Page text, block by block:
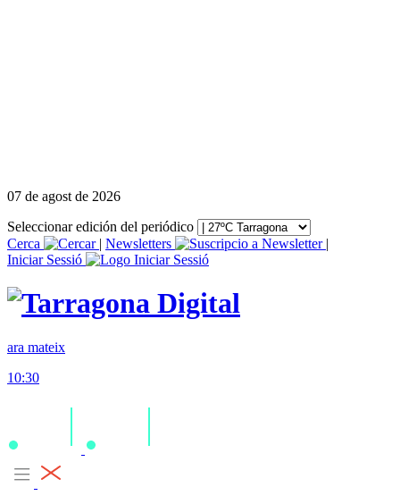
07 de agost de 2026
Seleccionar edición del periódico
Cerca
| Newsletters
|
Iniciar Sessió
ara mateix
10:30